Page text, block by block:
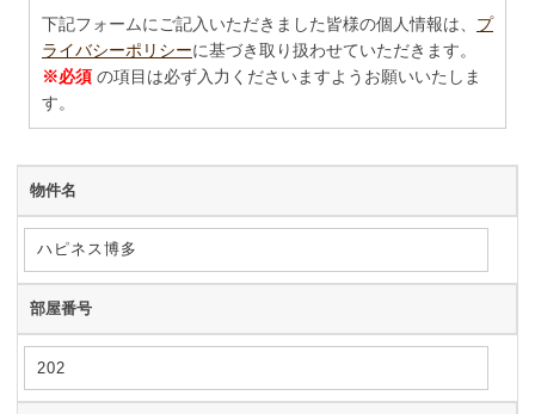
下記フォームにご記入いただきました皆様の個人情報は、 プ
ライバシーポリシーに基づき取り扱わせていただきます。
※必須 の項目は必ず入力くださいますようお願いいたしま
す。
物件名
部屋番号